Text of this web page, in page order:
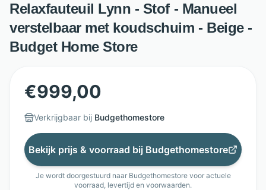
Relaxfauteuil Lynn - Stof - Manueel
verstelbaar met koudschuim - Beige -
Budget Home Store
€999,00
Verkrijgbaar bij Budgethomestore
Bekijk prijs & voorraad bij Budgethomestore
Je wordt doorgestuurd naar Budgethomestorevoor actuele
voorraad, levertijd en voorwaarden.